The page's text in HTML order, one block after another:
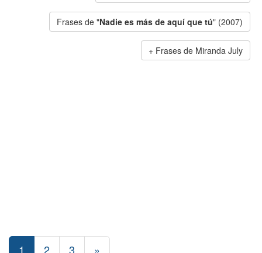
Frases de "Nadie es más de aquí que tú" (2007)
Frases de Miranda July
1 2 3 »